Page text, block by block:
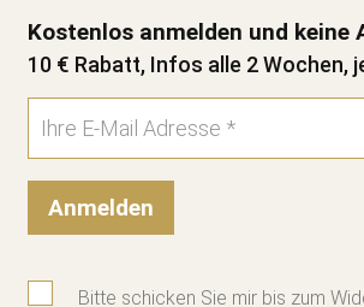
Kostenlos anmelden und keine
10 € Rabatt, Infos alle 2 Wochen,
Anmelden
Bitte schicken Sie mir bis zum